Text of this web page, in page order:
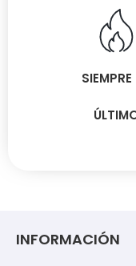
SIEMPRE
INFORMACIÓN